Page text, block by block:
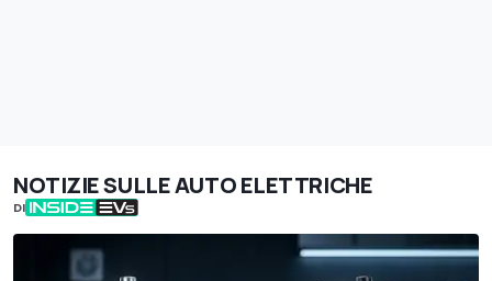
NOTIZIE SULLE AUTO ELETTRICHE
DI